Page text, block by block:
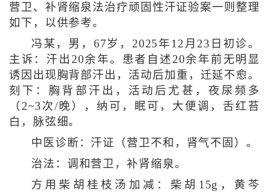
营卫、补肾缩泉法治疗顽固性汗证验案一则整理
如下，以供参考。
冯某，男，67岁，2025年12月23日初诊。
主诉：汗出20余年。患者自述20余年前无明显
诱因出现胸背部汗出，活动后加重，迁延不愈。
刻下：胸背部汗出，活动后尤甚，夜尿频多
（2~3次/晚），纳可，眠可，大便调，舌红苔
白，脉弦细。
中医诊断：汗证（营卫不和，肾气不固）。
治法：调和营卫，补肾缩泉。
方用柴胡桂枝汤加减：柴胡15g，黄芩